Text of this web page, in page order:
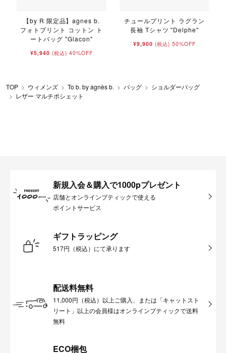
【by R 限定品】agnes b.
フォトプリント コットン ト
ートバッグ "Glacon"
¥5,940 (税込) 40%OFF
チュールプリント ラグラン
長袖 Tシャツ "Delphe"
¥9,900 (税込) 50%OFF
TOP ウィメンズ To b. by agnès b. バッグ
ショルダーバッグ
レザー マルチポシェット
新規入会＆購入で1000pプレゼント
店舗とオンラインブティックで使える
ポイントサービス
ギフトラッピング
517円（税込）にて承ります
配送料無料
11,000円（税込）以上ご購入、または「キャットスト
リート」以上の会員様はオンラインブティックで送料
無料
ECO梱包